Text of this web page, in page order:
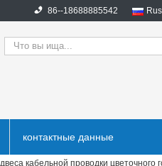
86--18688885542
контактные данные
кабельной проводки цветочного